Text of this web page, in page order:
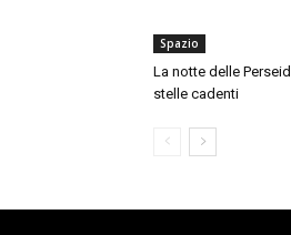
Spazio
La notte delle
stelle cadenti